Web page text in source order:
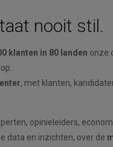
nooit stil.
klanten in 80 landen onze
, met klanten,
opinieleiders,
data en inzichten, over de